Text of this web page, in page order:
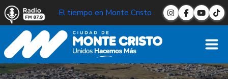
El tiempo en Monte Cristo